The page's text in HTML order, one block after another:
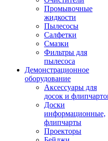
Промывочные
жидкости
Пылесосы
Салфетки
Смазки
Фильтры для
пылесоса
Демонстрационное
оборудование
Аксессуары для
досок и
Доски
информационные,
флипчарты
Проекторы